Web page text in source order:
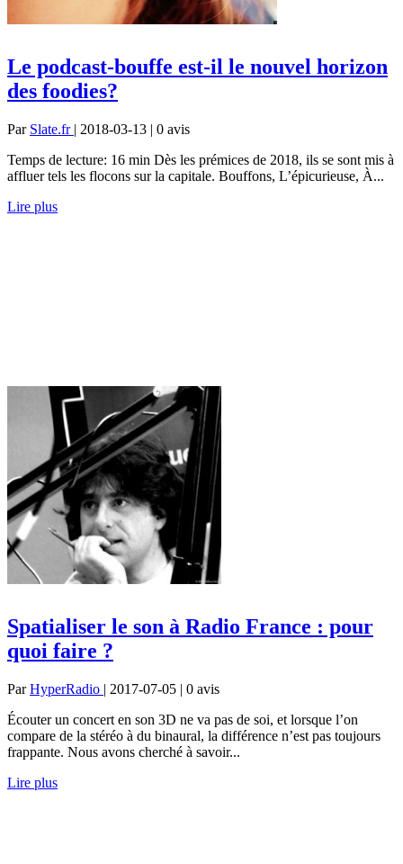
Le podcast-bouffe est-il le nouvel horizon
des foodies?
Par Slate.fr | 2018-03-13 | 0 avis
Temps de lecture: 16 min Dès les prémices de 2018, ils se sont mis à
affluer tels les flocons sur la capitale. Bouffons, L’épicurieuse, À...
Lire plus
Spatialiser le son à Radio France : pour
quoi faire ?
ParHyperRadio | 2017-07-05 | 0 avis
Écouter un concert en son 3D ne va pas de soi, et lorsque l’on
compare de la stéréo à du binaural, la différence n’est pas toujours
frappante. Nous avons cherché à savoir...
Lire plus